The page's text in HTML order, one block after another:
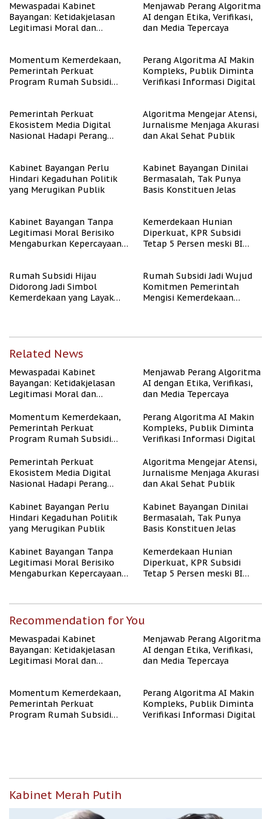
Mewaspadai Kabinet
Bayangan: Ketidakjelasan
Legitimasi Moral dan
Menjawab Perang Algoritma
AI dengan Etika, Verifikasi,
dan Media Tepercaya
Momentum Kemerdekaan,
Pemerintah Perkuat
Program Rumah Subsidi
Perang Algoritma AI Makin
Kompleks, Publik Diminta
Verifikasi Informasi Digital
Pemerintah Perkuat
Ekosistem Media Digital
Nasional Hadapi Perang
Algoritma Mengejar Atensi,
Jurnalisme Menjaga Akurasi
dan Akal Sehat Publik
Kabinet Bayangan Perlu
Hindari Kegaduhan Politik
yang Merugikan Publik
Kabinet Bayangan Dinilai
Bermasalah, Tak Punya
Basis Konstituen Jelas
Kabinet Bayangan Tanpa
Legitimasi Moral Berisiko
Mengaburkan Kepercayaan
Kemerdekaan Hunian
Diperkuat, KPR Subsidi
Tetap 5 Persen meski BI
Rumah Subsidi Hijau
Didorong Jadi Simbol
Kemerdekaan yang Layak
Rumah Subsidi Jadi Wujud
Komitmen Pemerintah
Mengisi Kemerdekaan
Related News
Mewaspadai Kabinet
Bayangan: Ketidakjelasan
Legitimasi Moral dan
Menjawab Perang Algoritma
AI dengan Etika, Verifikasi,
dan Media Tepercaya
Momentum Kemerdekaan,
Pemerintah Perkuat
Program Rumah Subsidi
Berpenghasilan Rendah
Perang Algoritma AI Makin
Kompleks, Publik Diminta
Verifikasi Informasi Digital
Pemerintah Perkuat
Ekosistem Media Digital
Nasional Hadapi Perang
Algoritma Mengejar Atensi,
Jurnalisme Menjaga Akurasi
dan Akal Sehat Publik
Kabinet Bayangan Perlu
Hindari Kegaduhan Politik
yang Merugikan Publik
Kabinet Bayangan Dinilai
Bermasalah, Tak Punya
Basis Konstituen Jelas
Kabinet Bayangan Tanpa
Legitimasi Moral Berisiko
Mengaburkan Kepercayaan
Kemerdekaan Hunian
Diperkuat, KPR Subsidi
Tetap 5 Persen meski BI
Recommendation for You
Mewaspadai Kabinet
Bayangan: Ketidakjelasan
Legitimasi Moral dan
Menjawab Perang Algoritma
AI dengan Etika, Verifikasi,
dan Media Tepercaya
Momentum Kemerdekaan,
Pemerintah Perkuat
Program Rumah Subsidi
Perang Algoritma AI Makin
Kompleks, Publik Diminta
Verifikasi Informasi Digital
Kabinet Merah Putih